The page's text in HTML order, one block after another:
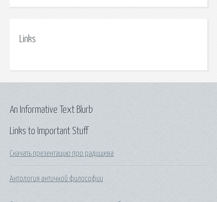
Links
Links to Important Stuff
Скачать презентацию про радищева
Антология античной философии
An Informative Text Blurb